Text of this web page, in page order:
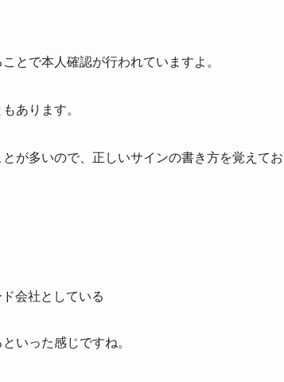
とで本人確認が行われていますよ。
あります。
が多いので、正しいサインの書き方を覚えてお
会社としている
いった感じですね。